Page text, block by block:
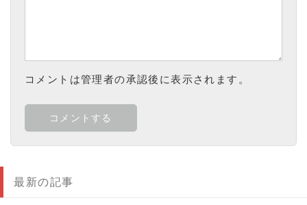
コメントは管理者の承認後に表示されます。
最新の記事